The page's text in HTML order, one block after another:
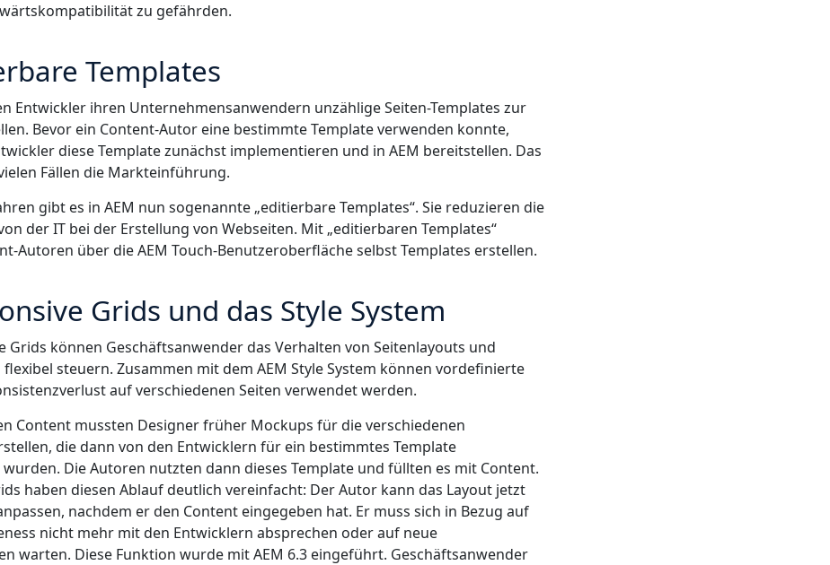
zu gefährden.
Templates
Entwickler ihren Unternehmensanwendern unzählige Seiten-Templates zur
Bevor ein Content-Autor eine bestimmte Template verwenden konnte,
diese Template zunächst implementieren und in AEM bereitstellen. Das
Fällen die Markteinführung.
gibt es in AEM nun sogenannte „editierbare Templates“. Sie reduzieren die
der IT bei der Erstellung von Webseiten. Mit „editierbaren Templates“
Autoren über die AEM Touch-Benutzeroberfläche selbst Templates erstellen.
Grids und das Style System
Grids können Geschäftsanwender das Verhalten von Seitenlayouts und
steuern. Zusammen mit dem AEM Style System können vordefinierte
auf verschiedenen Seiten verwendet werden.
Content mussten Designer früher Mockups für die verschiedenen
die dann von den Entwicklern für ein bestimmtes Template
Die Autoren nutzten dann dieses Template und füllten es mit Content.
haben diesen Ablauf deutlich vereinfacht: Der Autor kann das Layout jetzt
nachdem er den Content eingegeben hat. Er muss sich in Bezug auf
nicht mehr mit den Entwicklern absprechen oder auf neue
warten. Diese Funktion wurde mit AEM 6.3 eingeführt. Geschäftsanwender